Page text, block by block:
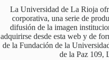
La Universidad de La Rioja
corporativa, una serie de
difusión de la imagen
adquirirse desde esta web y de
de la Fundación de la
de la Paz 109,